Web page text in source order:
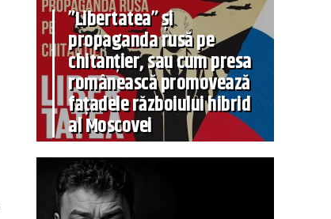
”Libertatea” și
propaganda rusă pe
chitanțier, sau cum presa
românească promovează
fațadele războiului hibrid
al Moscovei